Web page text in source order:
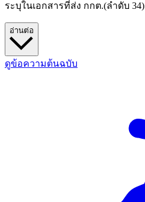
ระบุในเอกสารที่ส่ง กกต.(ลำดับ
อ่านต่อ
ดูข้อความต้นฉบับ